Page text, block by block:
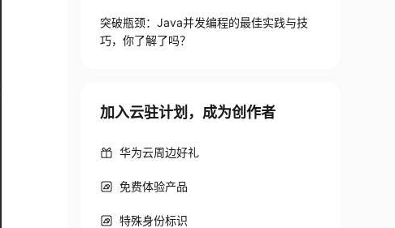
突破瓶颈：Java并发编程的最佳实践与技
巧，你了解了吗？
加入云驻计划，成为创作者
华为云周边好礼
免费体验产品
特殊身份标识